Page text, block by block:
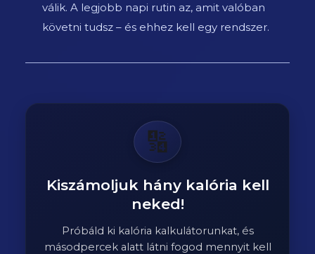
válik. A legjobb napi rutin az, amit valóban
követni tudsz – és ehhez kell egy rendszer.
🔢
Kiszámoljuk hány kalória kell
neked!
Próbáld ki kalória kalkulátorunkat, és
másodpercek alatt látni fogod mennyit kell